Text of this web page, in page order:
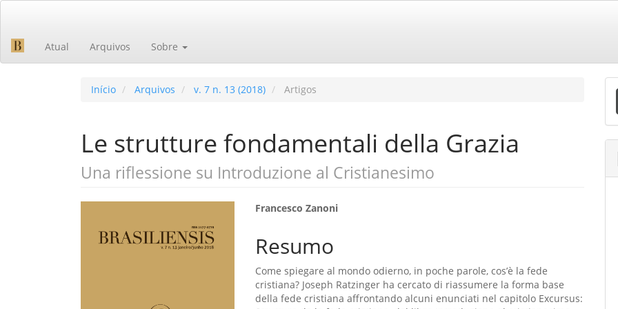
principal
Barra
Atual Arquivos Sobre
Início Arquivos v. 7 n. 13 (2018) Artigos
Le strutture fondamentali della Grazia
Una riflessione su Introduzione al Cristianesimo
lateral
Conteúdo
do
artigo
principal
Francesco Zanoni
Resumo
Come spiegare al mondo odierno, in poche parole, cos’è la fede
cristiana? Joseph Ratzinger ha cercato di riassumere la forma base
della fede cristiana affrontando alcuni enunciati nel capitolo Excursus: